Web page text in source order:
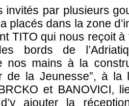
invités par plusieurs
placés dans la zone
TITO qui nous reçoit
bords de
nos mains à la
de la Jeunesse”, à
et BANOVICI,
ajouter la